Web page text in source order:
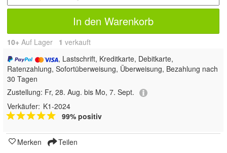
In den Warenkorb
10+ Auf Lager 1 verkauft
, Lastschrift, Kreditkarte, Debitkarte,
Ratenzahlung, Sofortüberweisung, Überweisung, Bezahlung nach
30 Tagen
Zustellung: Fr, 28. Aug. bis Mo, 7. Sept.
Verkäufer: K1-2024
99% positiv
Merken Teilen